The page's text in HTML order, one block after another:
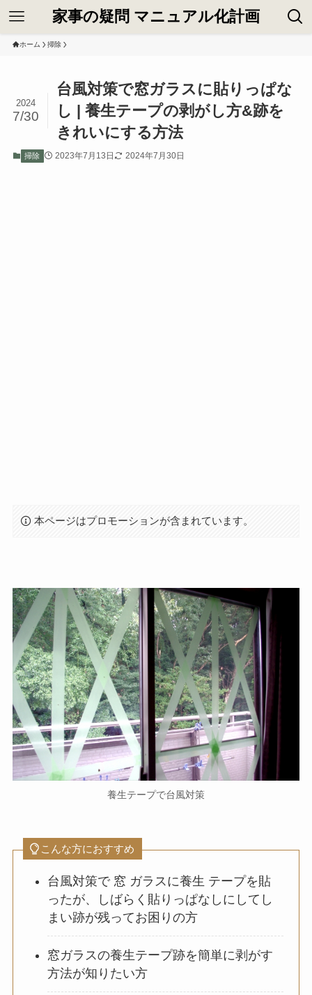
家事の疑問 マニュアル化計画
ホーム 掃除
台風対策で窓ガラスに貼りっぱな
し | 養生テープの剥がし方&跡を
きれいにする方法
2024
7/30
掃除 2023年7月13日 2024年7月30日
本ページはプロモーションが含まれています。
養生テープで台風対策
こんな方におすすめ
台風対策で 窓 ガラスに養生 テープを貼
ったが、しばらく貼りっぱなしにしてし
まい跡が残ってお困りの方
窓ガラスの養生テープ跡を簡単に剥がす
方法が知りたい方